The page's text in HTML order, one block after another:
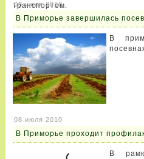
транспортом.
08 июля 2010
В Приморье завершилась
В
08 июля 2010
В Приморье проходит
В